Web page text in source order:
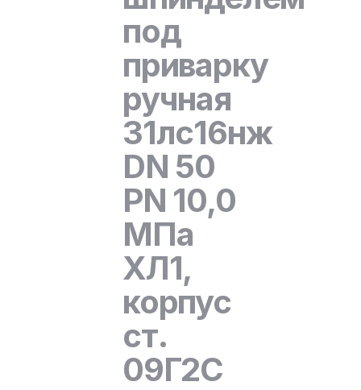
под
приварку
ручная
31лс16нж
DN 50
PN 10,0
МПа
ХЛ1,
корпус
ст.
09Г2С